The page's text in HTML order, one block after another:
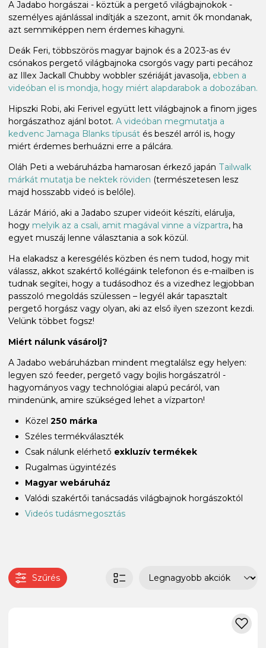
A Jadabo horgászai - köztük a pergető világbajnokok -
személyes ajánlással indítják a szezont, amit ők mondanak,
azt semmiképpen nem érdemes kihagyni.
Deák Feri, többszörös magyar bajnok és a 2023-as év
csónakos pergető világbajnoka csorgós vagy parti pecához
az Illex Jackall Chubby wobbler szériáját javasolja, ebben a
videóban el is mondja, hogy miért alapdarabok a dobozában.
Hipszki Robi, aki Ferivel együtt lett világbajnok a finom jiges
horgászathoz ajánl botot. A videóban megmutatja a
kedvenc Jamaga Blanks típusát és beszél arról is, hogy
miért érdemes berhuázni erre a pálcára.
Oláh Peti a webáruházba hamarosan érkező japán Tailwalk
márkát mutatja be nektek röviden (természetesen lesz
majd hosszabb videó is belőle).
Lázár Márió, aki a Jadabo szuper videóit készíti, elárulja,
hogy melyik az a csali, amit magával vinne a vízpartra, ha
egyet muszáj lenne választania a sok közül.
Ha elakadsz a keresgélés közben és nem tudod, hogy mit
válassz, akkot szakértő kollégáink telefonon és e-mailben is
tudnak segítei, hogy a tudásodhoz és a vizedhez legjobban
passzoló megoldás szülessen – legyél akár tapasztalt
pergető horgász vagy olyan, aki az első ilyen szezont kezdi.
Velünk többet fogsz!
Miért nálunk vásárolj?
A Jadabo webáruházban mindent megtalálsz egy helyen:
legyen szó feeder, pergető vagy bojlis horgászatról -
hagyományos vagy technológiai alapú pecáról, van
mindenünk, amire szükséged lehet a vízparton!
Közel 250 márka
Széles termékválaszték
Csak nálunk elérhető exkluzív termékek
Rugalmas ügyintézés
Magyar webáruház
Valódi szakértői tanácsadás világbajnok horgászoktól
Videós tudásmegosztás
Szűrés